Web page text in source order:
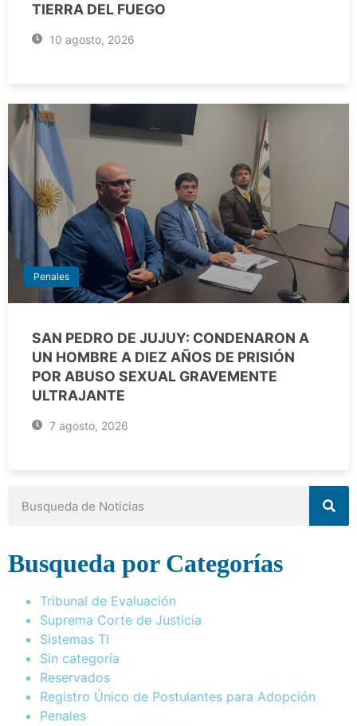
TIERRA DEL FUEGO
10 agosto, 2026
Penales
SAN PEDRO DE JUJUY: CONDENARON A
UN HOMBRE A DIEZ AÑOS DE PRISIÓN
POR ABUSO SEXUAL GRAVEMENTE
ULTRAJANTE
7 agosto, 2026
Busqueda por Categorías
Tribunal de Evaluación
Suprema Corte de Justicia
Sistemas TI
Sin categoría
Reservados
Registro Único de Postulantes para Adopción
Penales